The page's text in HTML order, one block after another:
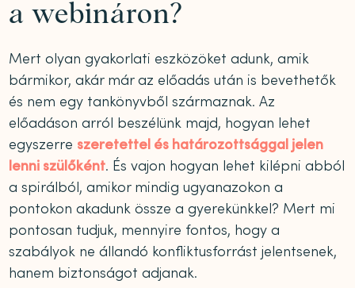
a webináron?
Mert olyan gyakorlati eszközöket adunk, amik
bármikor, akár már az előadás után is bevethetők
és nem egy tankönyvből származnak. Az
előadáson arról beszélünk majd, hogyan lehet
egyszerre szeretettel és határozottsággal jelen
lenni szülőként. És vajon hogyan lehet kilépni abból
a spirálból, amikor mindig ugyanazokon a
pontokon akadunk össze a gyerekünkkel? Mert mi
pontosan tudjuk, mennyire fontos, hogy a
szabályok ne állandó konfliktusforrást jelentsenek,
hanem biztonságot adjanak.